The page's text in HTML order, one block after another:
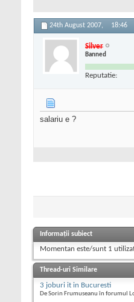
24th August 2007, 18:46
Silver
Banned
Reputatie:
salariu e ?
Informații subiect
Momentan este/sunt 1
Thread-uri Similare
3 joburi it in Bucuresti
De Sorin Frumuseanu în forumul